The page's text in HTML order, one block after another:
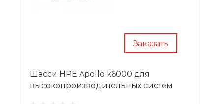
Заказать
Шасси HPE Apollo k6000 для
высокопроизводительных систем